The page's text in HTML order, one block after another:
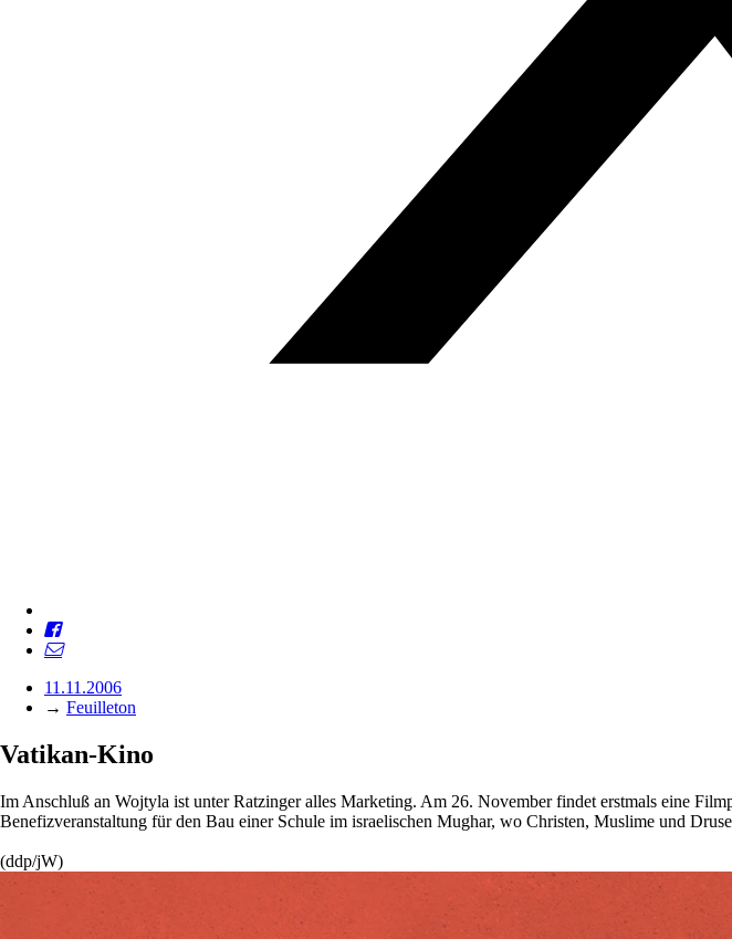
11.11.2006
→ Feuilleton
Vatikan-Kino
Im Anschluß an Wojtyla ist unter Ratzinger alles Marketing. Am 26. November findet erstmals eine
Benefizveranstaltung für den Bau einer Schule im israelischen Mughar, wo Christen, Muslime und
(ddp/jW)